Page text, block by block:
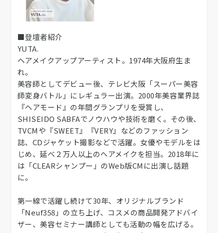
■登壇者紹介
YUTA.
ヘアメイクアップアーティスト。1974年大阪府生ま
れ。
美容師としてデビュー後、テレビ大阪「スーパー美容
師変身バトル」にレギュラー出演。2000年美容業界誌
『ヘアモード』の年間グランプリを受賞し、
SHISEIDO SABFAでノウハウや技術を磨く。その後、
TVCMや『SWEET』『VERY』などのファッション
誌、CDジャケット撮影などで活躍。女優やモデルをは
じめ、延べ２万人以上のヘアメイクを担当。2018年に
は「CLEARシャンプー」のWeb版CMに出演し話題
に。
第一線で活躍し続けて30年、オリジナルブランド
「Neuf358」の立ち上げ、コスメの商品開発アドバイ
ザー、美容セミナー講師としても活動の幅を広げる。